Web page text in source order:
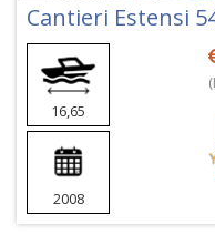
Cantieri Estensi
16,65
2008